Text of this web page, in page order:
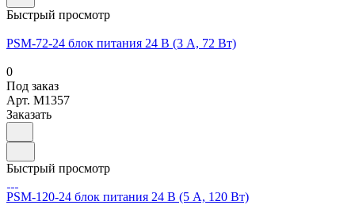
Быстрый просмотр
PSM-72-24 блок питания 24 В (3 А, 72 Вт)
0
Под заказ
Арт. M1357
Заказать
Быстрый просмотр
PSM-120-24 блок питания 24 В (5 А, 120 Вт)